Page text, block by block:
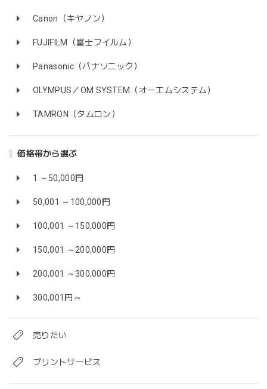
Canon（キヤノン）
FUJIFILM（富士フイルム）
Panasonic（パナソニック）
OLYMPUS／OM SYSTEM（オーエムシステム）
TAMRON（タムロン）
価格帯から選ぶ
1 ～50,000円
50,001 ～100,000円
100,001 ～150,000円
150,001 ～200,000円
200,001 ～300,000円
300,001円～
売りたい
プリントサービス